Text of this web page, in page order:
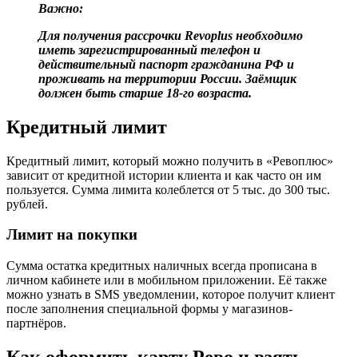
Важно:
Для получения рассрочки Revoplus необходимо
иметь зарегистрированный телефон и
действительный паспорт гражданина РФ и
проживать на территории России. Заёмщик
должен быть старше 18-го возраста.
Кредитный лимит
Кредитный лимит, который можно получить в «Ревоплюс»
зависит от кредитной истории клиента и как часто он им
пользуется. Сумма лимита колеблется от 5 тыс. до 300 тыс.
рублей.
Лимит на покупки
Сумма остатка кредитных наличных всегда прописана в
личном кабинете или в мобильном приложении. Её также
можно узнать в SMS уведомлении, которое получит клиент
после заполнения специальной формы у магазинов-
партнёров.